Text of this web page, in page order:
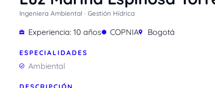
Ingeniera Ambiental · Gestión Hídrica
Experiencia: 10 años COPNIA Bogotá
ESPECIALIDADES
Ambiental